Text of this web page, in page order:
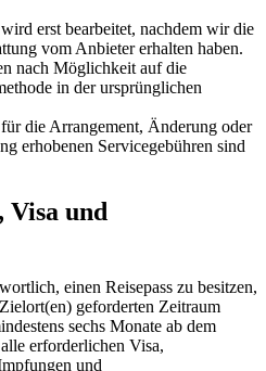
erst bearbeitet, nachdem wir die
vom Anbieter erhalten haben.
nach Möglichkeit auf die
in der ursprünglichen
die Arrangement, Änderung oder
erhobenen Servicegebühren sind
Visa und
einen Reisepass zu besitzen,
geforderten Zeitraum
sechs Monate ab dem
erforderlichen Visa,
und